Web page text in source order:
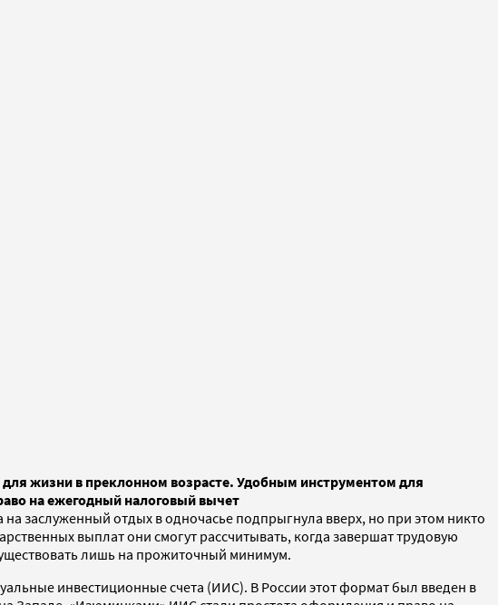
жизни в преклонном возрасте. Удобным инструментом для
на ежегодный налоговый вычет
заслуженный отдых в одночасье подпрыгнула вверх, но при этом никто
выплат они смогут рассчитывать, когда завершат трудовую
лишь на прожиточный минимум.
инвестиционные счета (ИИС). В России этот формат был введен в